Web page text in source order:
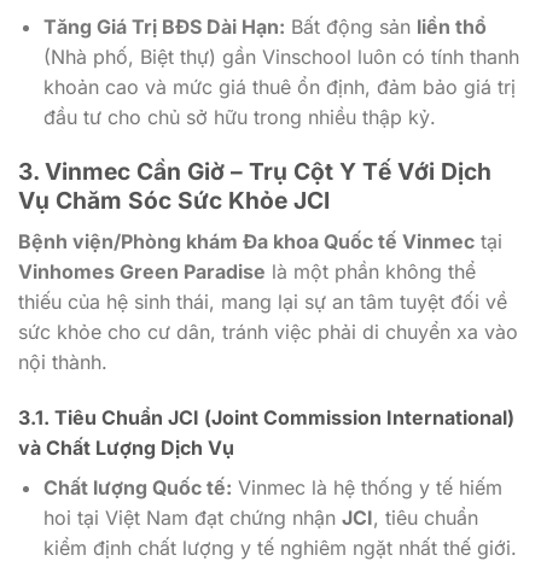
Tăng Giá Trị BĐS Dài Hạn: Bất động sản liền thổ
(Nhà phố, Biệt thự) gần Vinschool luôn có tính thanh
khoản cao và mức giá thuê ổn định, đảm bảo giá trị
đầu tư cho chủ sở hữu trong nhiều thập kỷ.
3. Vinmec Cần Giờ – Trụ Cột Y Tế Với Dịch
Vụ Chăm Sóc Sức Khỏe JCI
Bệnh viện/Phòng khám Đa khoa Quốc tế Vinmec tại
Vinhomes Green Paradise là một phần không thể
thiếu của hệ sinh thái, mang lại sự an tâm tuyệt đối về
sức khỏe cho cư dân, tránh việc phải di chuyển xa vào
nội thành.
3.1. Tiêu Chuẩn JCI (Joint Commission International)
và Chất Lượng Dịch Vụ
Chất lượng Quốc tế: Vinmec là hệ thống y tế hiếm
hoi tại Việt Nam đạt chứng nhận JCI, tiêu chuẩn
kiểm định chất lượng y tế nghiêm ngặt nhất thế giới.